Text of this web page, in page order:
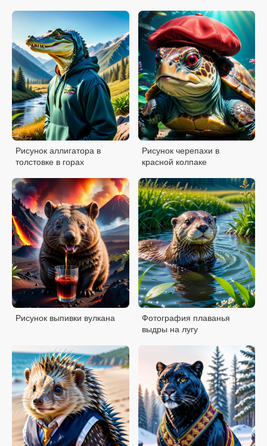
Рисунок аллигатора в
толстовке в горах
Рисунок черепахи в
красной колпаке
Рисунок выпивки вулкана
Фотография плаванья
выдры на лугу